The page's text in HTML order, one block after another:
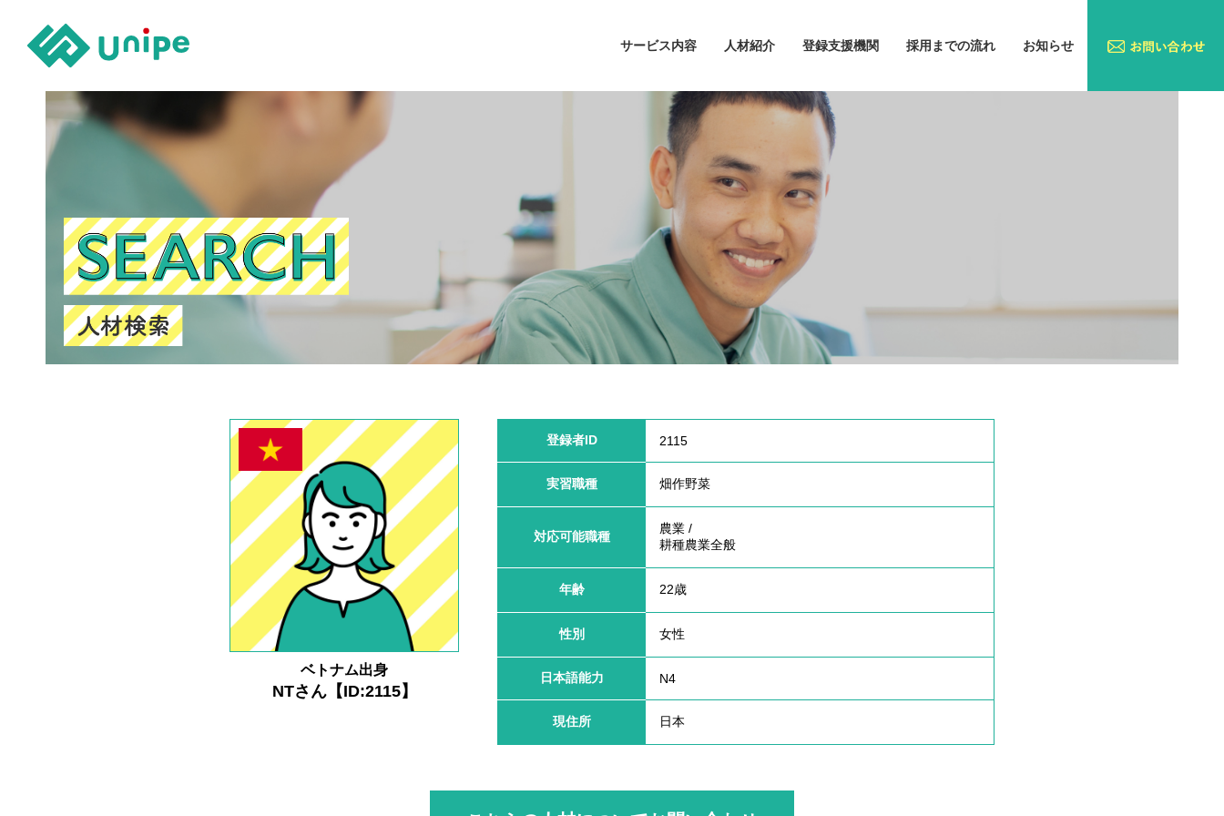
サービス内容 人材紹介 登録支援機関 採用までの流れ お知らせ
ベトナム出身
NTさん【ID:2115】
登録者ID 2115
実習職種 畑作野菜
対応可能職種
農業 /
耕種農業全般
年齢 22歳
性別 女性
日本語能力 N4
現住所 日本